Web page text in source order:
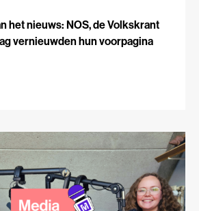
het nieuws: NOS, de Volkskrant
vernieuwden hun voorpagina